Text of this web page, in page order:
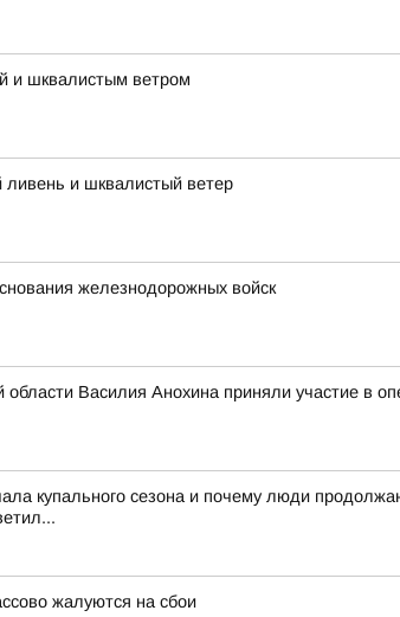
и шквалистым ветром
и шквалистый ветер
железнодорожных войск
Василия Анохина приняли участие в
купального сезона и почему люди
жалуются на сбои